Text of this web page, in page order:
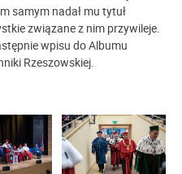
samym nadał mu tytuł
związane z nim przywileje.
wpisu do Albumu
Rzeszowskiej.